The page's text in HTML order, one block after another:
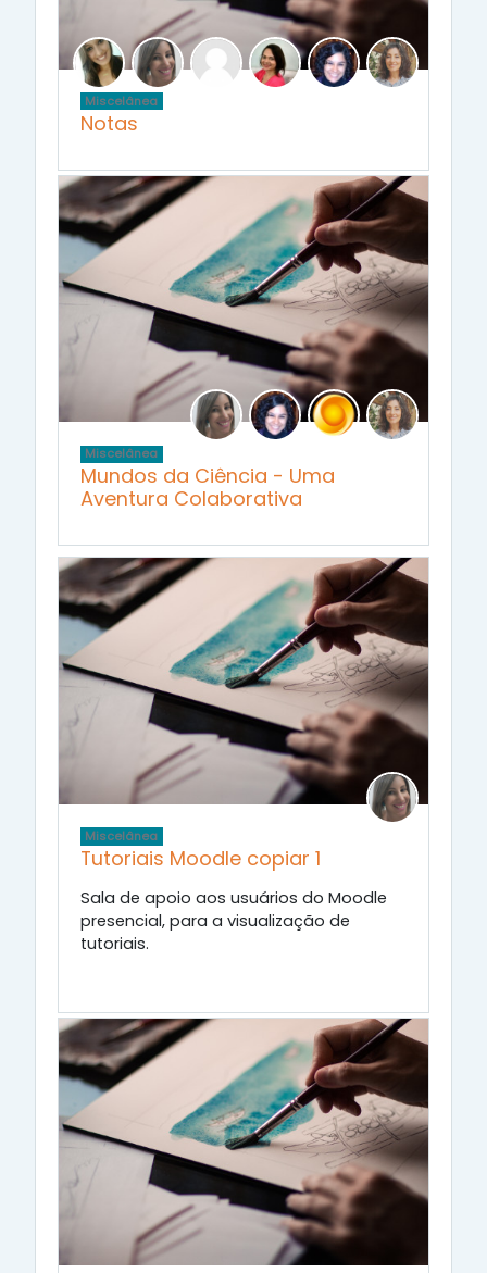
Miscelânea
Notas
Miscelânea
Mundos da Ciência - Uma
Aventura Colaborativa
Miscelânea
Tutoriais Moodle copiar 1
Sala de apoio aos usuários do Moodle
presencial, para a visualização de
tutoriais.